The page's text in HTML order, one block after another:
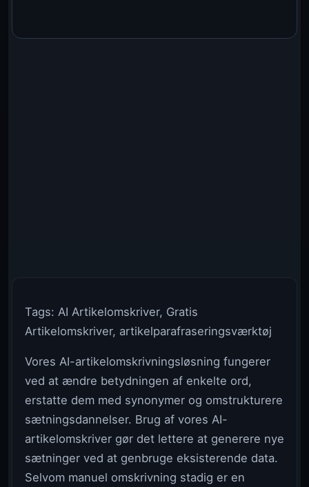
Tags: AI Artikelomskriver, Gratis
Artikelomskriver, artikelparafraseringsværktøj
Vores AI-artikelomskrivningsløsning fungerer
ved at ændre betydningen af enkelte ord,
erstatte dem med synonymer og omstrukturere
sætningsdannelser. Brug af vores AI-
artikelomskriver gør det lettere at generere nye
sætninger ved at genbruge eksisterende data.
Selvom manuel omskrivning stadig er en